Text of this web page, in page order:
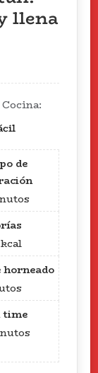
llena
Cocina:
de
kcal
horneado
time